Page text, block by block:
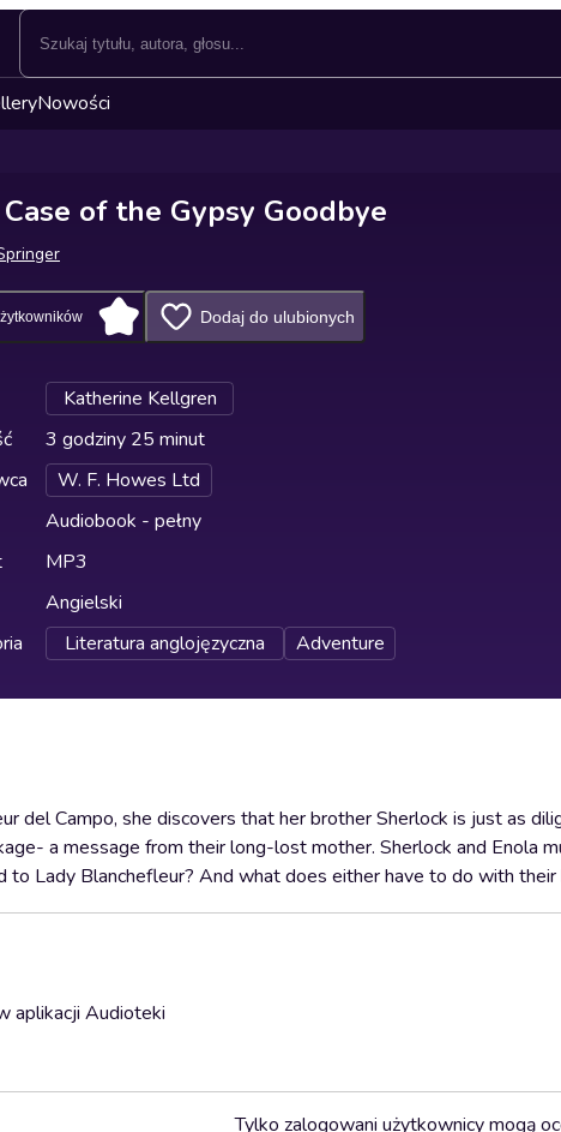
Nowości
of the Gypsy Goodbye
Dodaj do ulubionych
Katherine Kellgren
3 godziny 25 minut
W. F. Howes Ltd
Audiobook - pełny
MP3
Angielski
Literatura anglojęzyczna Adventure
del Campo, she discovers that her brother Sherlock is just as
a message from their long-lost mother. Sherlock and Enola
Lady Blanchefleur? And what does either have to do with
aplikacji Audioteki
Tylko zalogowani użytkownicy mogą